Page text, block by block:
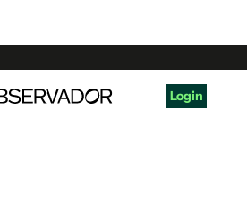
Login